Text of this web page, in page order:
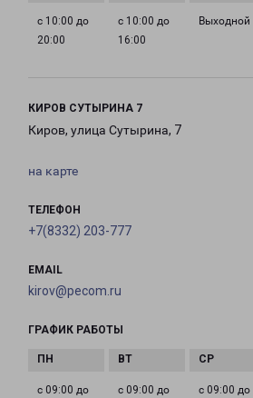
с 10:00 до
20:00
с 10:00 до
16:00
Выходной
КИРОВ СУТЫРИНА 7
Киров, улица Сутырина, 7
на карте
ТЕЛЕФОН
+7(8332) 203-777
EMAIL
kirov@pecom.ru
ГРАФИК РАБОТЫ
с 09:00 до
с 09:00 до
с 09:00 до